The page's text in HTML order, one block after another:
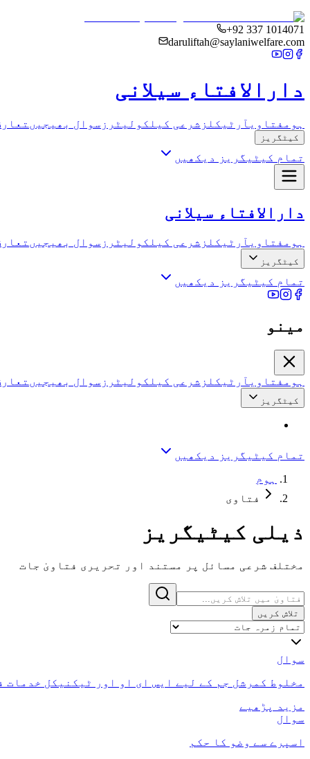
+92 337 1014071
daruliftah@saylaniwelfare.com
دارالافتاء سیلانی
ہوم فتاوی آرٹیکلز شرعی کیلکولیٹرز سوال بھیجیں
کیٹگریز
تمام کیٹیگریز دیکھیں
دارالافتاء سیلانی
ہوم فتاوی آرٹیکلز شرعی کیلکولیٹرز سوال بھیجیں
کیٹگریز
تمام کیٹیگریز دیکھیں
مینو
ہوم فتاوی آرٹیکلز شرعی کیلکولیٹرز سوال بھیجیں
کیٹگریز
تمام کیٹیگریز دیکھیں
ہوم
فتاوی
ذیلی کیٹیگریز
مختلف شرعی مسائل پر مستند اور تحریری فتاویٰ جات
تلاش کریں
سوال
مخلوط کمرشل جم کے لیے ایس ای او اور ٹیکنیکل خدمات
مزید پڑھیے
سوال
اسپرے سے وضو کا حکم